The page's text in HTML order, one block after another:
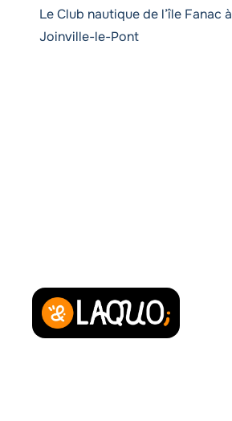
Le Club nautique de l’île Fanac à
Joinville-le-Pont